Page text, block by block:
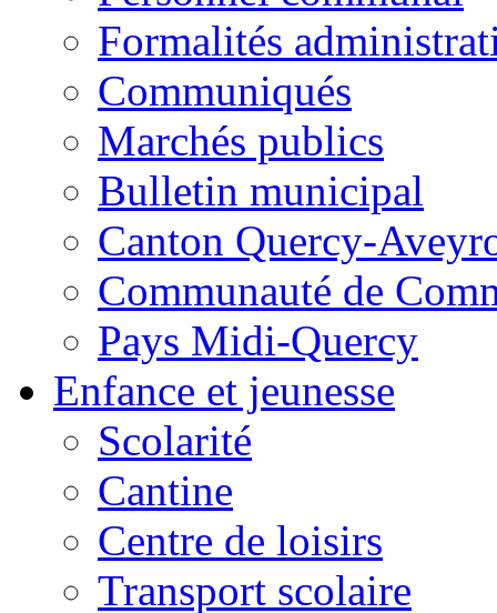
Formalités
Communiqués
Marchés publics
Bulletin municipal
Canton Quercy-
Communauté de
Pays Midi-Quercy
Enfance et jeunesse
Scolarité
Cantine
Centre de loisirs
Transport scolaire